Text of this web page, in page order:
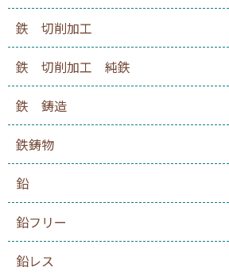
鉄 切削加工
鉄 切削加工 純鉄
鉄 鋳造
鉄鋳物
鉛
鉛フリー
鉛レス